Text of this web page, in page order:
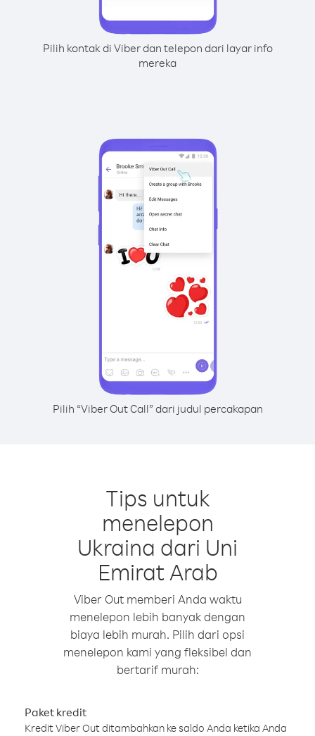
Pilih kontak di Viber dan telepon dari layar info
mereka
Pilih “Viber Out Call” dari judul percakapan
Tips untuk
menelepon
Ukraina dari Uni
Emirat Arab
Viber Out memberi Anda waktu
menelepon lebih banyak dengan
biaya lebih murah. Pilih dari opsi
menelepon kami yang fleksibel dan
bertarif murah:
Paket kredit
Kredit Viber Out ditambahkan ke saldo Anda ketika Anda